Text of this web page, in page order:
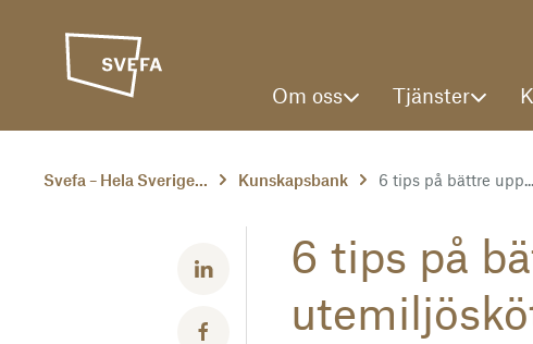
Om oss Tjänster
Svefa – Hela Sverige... Kunskapsbank 6 tips på bättre upp...
Dela med LinkedIn
Dela med Facebook
6 tips på